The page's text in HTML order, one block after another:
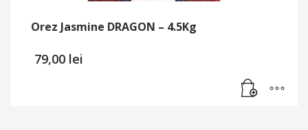
Orez Jasmine DRAGON – 4.5Kg
79,00 lei